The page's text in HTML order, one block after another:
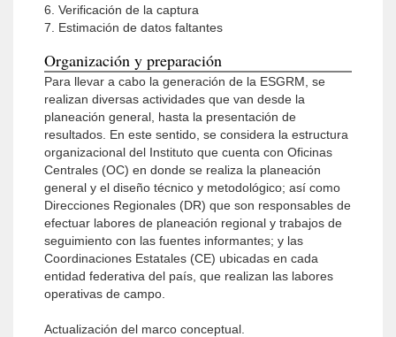
6. Verificación de la captura
7. Estimación de datos faltantes
Organización y preparación
Para llevar a cabo la generación de la ESGRM, se
realizan diversas actividades que van desde la
planeación general, hasta la presentación de
resultados. En este sentido, se considera la estructura
organizacional del Instituto que cuenta con Oficinas
Centrales (OC) en donde se realiza la planeación
general y el diseño técnico y metodológico; así como
Direcciones Regionales (DR) que son responsables de
efectuar labores de planeación regional y trabajos de
seguimiento con las fuentes informantes; y las
Coordinaciones Estatales (CE) ubicadas en cada
entidad federativa del país, que realizan las labores
operativas de campo.
Actualización del marco conceptual.